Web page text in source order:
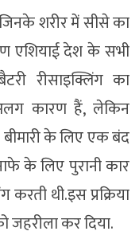
शरीर में सीसे का
एशियाई देश के सभी
रीसाइक्लिंग का
कारण हैं, लेकिन
के लिए एक बंद
के लिए पुरानी कार
थी.इस प्रक्रिया
जहरीला कर दिया.